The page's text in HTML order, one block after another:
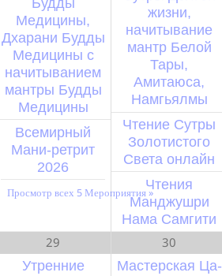
Медицины,
Дхарани Будды
Медицины с
начитыванием
мантры Будды
Медицины
Всемирный
Мани-ретрит
2026
Просмотр всех 5 Мероприятия »
жизни,
начитывание
мантр Белой
Тары,
Амитаюса,
Намгьялмы
Чтение Сутры
Золотистого
Света онлайн
Чтения
Манджушри
Нама Самгити
29
Утренние
30
Мастерская Ца-